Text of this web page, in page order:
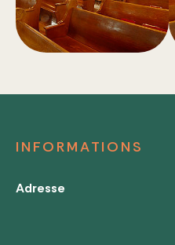
INFORMATIONS
Adresse